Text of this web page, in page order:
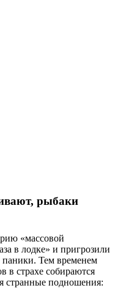
рыбаки
«массовой
в лодке» и пригрозили
паники. Тем временем
в страхе собираются
странные подношения: